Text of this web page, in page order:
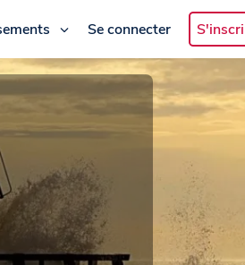
Se connecter